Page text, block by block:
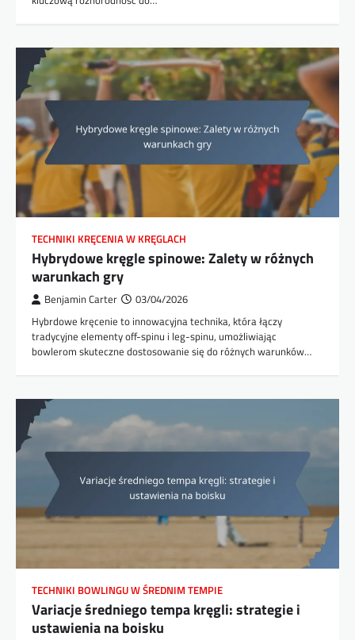
TECHNIKI KRĘCENIA W KRĘGLACH
Hybrydowe kręgle spinowe: Zalety w różnych
warunkach gry
Benjamin Carter 03/04/2026
Hybrdowe kręcenie to innowacyjna technika, która łączy
tradycyjne elementy off-spinu i leg-spinu, umożliwiając
bowlerom skuteczne dostosowanie się do różnych warunków…
TECHNIKI BOWLINGU W ŚREDNIM TEMPIE
Variacje średniego tempa kręgli: strategie i
ustawienia na boisku